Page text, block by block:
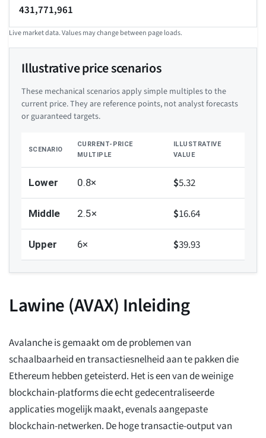
431,771,961
Live market data. Values may change between page loads.
Illustrative price scenarios
These mechanical scenarios apply simple multiples to the
current price. They are reference points, not analyst forecasts
or guaranteed targets.
SCENARIO
CURRENT-PRICE
MULTIPLE
ILLUSTRATIVE
VALUE
Lower 0.8× $5.32
Middle 2.5× $16.64
Upper 6× $39.93
Lawine (AVAX) Inleiding
Avalanche is gemaakt om de problemen van
schaalbaarheid en transactiesnelheid aan te pakken die
Ethereum hebben geteisterd. Het is een van de weinige
blockchain-platforms die echt gedecentraliseerde
applicaties mogelijk maakt, evenals aangepaste
blockchain-netwerken. De hoge transactie-output van